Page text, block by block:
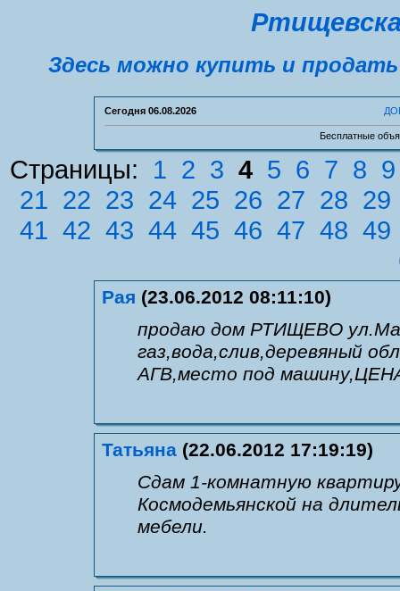
Здесь можно купить и
Сегодня 06.08.2026
Бесплатные
Страницы: 1 2 3 4 5 6 7 8 9
21 22 23 24 25 26 27 28 29
41 42 43 44 45 46 47 48 49
Рая (23.06.2012 08:11:10)
продаю дом РТИЩЕВО
газ,вода,слив,деревяный
АГВ,место под
Татьяна (22.06.2012 17:19:19)
Сдам 1-комнатную
Космодемьянской на
мебели.